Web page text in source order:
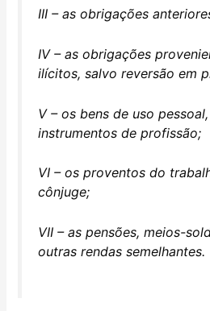
III – as obrigações
IV – as obrigações
ilícitos, salvo reversão em
V – os bens de uso
instrumentos de profissão;
VI – os proventos do
cônjuge;
VII – as pensões, meios-
outras rendas semelhantes.